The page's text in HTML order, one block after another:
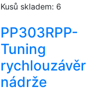
Kusů skladem: 6
PP303RPP-
Tuning
rychlouzávěr
nádrže